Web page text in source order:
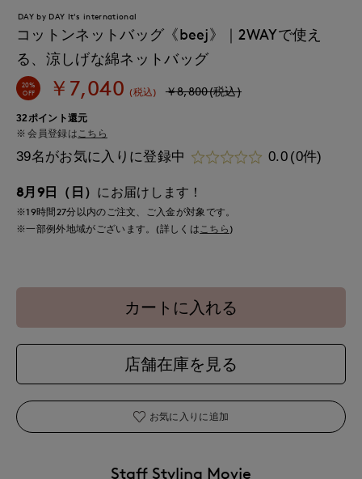
DAY by DAY It's international
コットンネットバッグ《beej》｜2WAYで使え
る、涼しげな綿ネットバッグ
20%
OFF ￥7,040 (税込) ￥8,800(税込)
32ポイント還元
会員登録は こちら
39名がお気に入りに登録中 0.0 (0件)
8月9日（日） にお届けします！
※19時間27分以内のご注文、ご入金が対象です。
※一部例外地域がございます。(詳しくはこちら )
カートに入れる
店舗在庫を見る
お気に入りに追加
Staff Styling Movie